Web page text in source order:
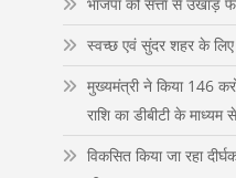
n
स्वच्छ एवं सुंदर शहर के लिए
मुख्यमंत्री ने किया 146
राशि का डीबीटी के माध्यम
विकसित किया जा रहा